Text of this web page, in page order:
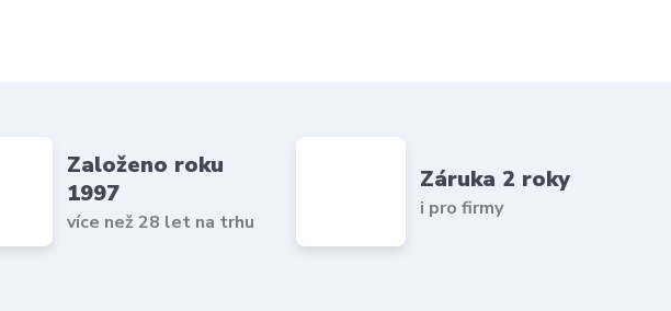
Založeno roku
1997
více než 28 let na trhu
Záruka 2 roky
i pro firmy